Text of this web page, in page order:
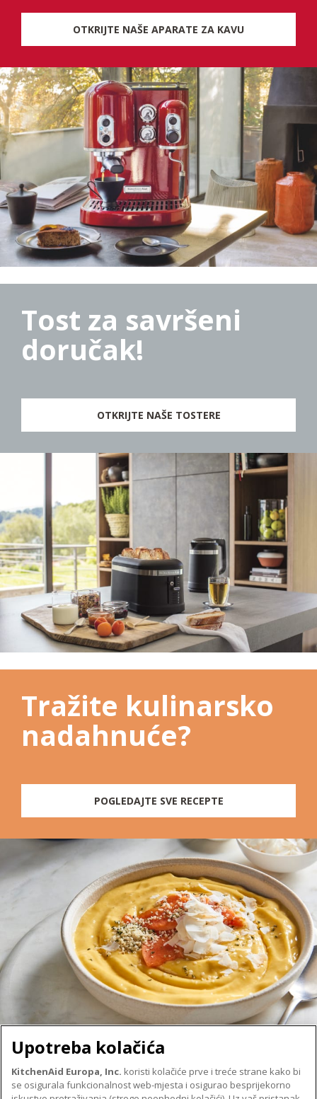
OTKRIJTE NAŠE APARATE ZA KAVU
Tost za savršeni
doručak!
OTKRIJTE NAŠE TOSTERE
Tražite kulinarsko
nadahnuće?
POGLEDAJTE SVE RECEPTE
O TVRTKI KITCHENAID
Upotreba kolačića
KitchenAid Europa, Inc. koristi kolačiće prve i treće strane kako bi
se osigurala funkcionalnost web-mjesta i osigurao besprijekorno